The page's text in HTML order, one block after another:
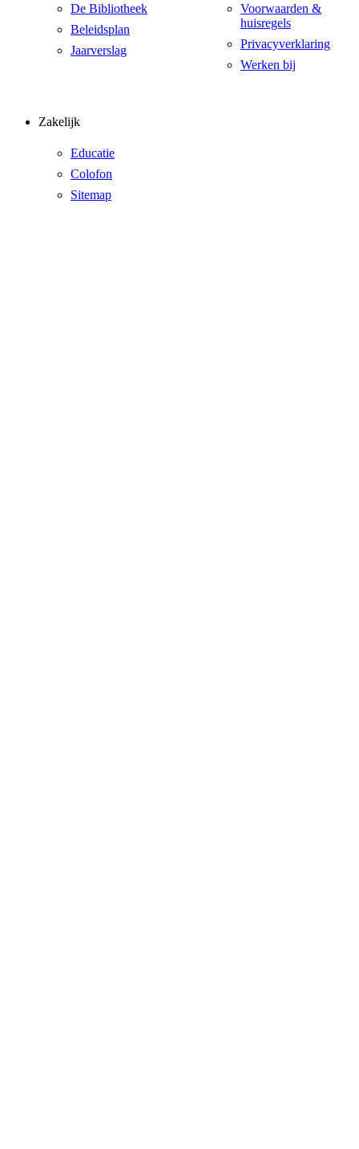
De Bibliotheek
Beleidsplan
Jaarverslag
Voorwaarden &
huisregels
Privacyverklaring
Werken bij
Zakelijk
Educatie
Colofon
Sitemap